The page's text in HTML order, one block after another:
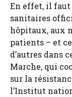
En effet, il faut
sanitaires
hôpitaux, aux
patients – et
d’autres dans
Marche, qui
sur la
l’Institut